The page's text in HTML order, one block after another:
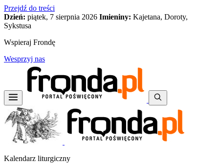
Przejdź do treści
Dzień: piątek, 7 sierpnia 2026 Imieniny: Kajetana, Doroty,
Sykstusa
Wspieraj Frondę
Wesprzyj nas
Kalendarz liturgiczny